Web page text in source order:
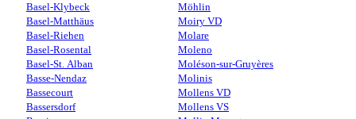
Basel-Klybeck
Basel-Matthäus
Basel-Riehen
Basel-Rosental
Basel-St. Alban
Basse-Nendaz
Bassecourt
Bassersdorf
Möhlin
Moiry VD
Molare
Moleno
Moléson-sur-Gruyères
Molinis
Mollens VD
Mollens VS